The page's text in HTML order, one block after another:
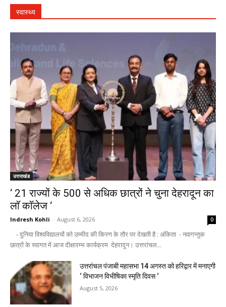
स्वास्थ्य
उत्तराखंड
‘ 21 राज्यों के 500 से अधिक छात्रों ने चुना देहरादून का
लाॅ काॅलेज ‘
Indresh Kohli - August 6, 2026 0
- दुनिया विश्वविद्यालयों को उम्मीद की किरण के तौर पर देखती है : अंकिता - नवागन्तुक
छात्रों के स्वागत में आज दीक्षारम्भ कार्यक्रम देहरादून। उत्तरांचल...
उत्तरांचल पंजाबी महासभा 14 अगस्त को हरिद्वार में मनाएगी
‘ विभाजन विभीषिका स्मृति दिवस ‘
August 5, 2026